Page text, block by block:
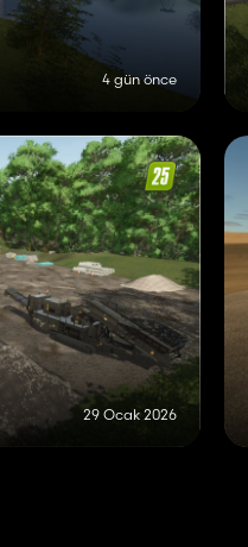
4 gün önce
29 Ocak 2026